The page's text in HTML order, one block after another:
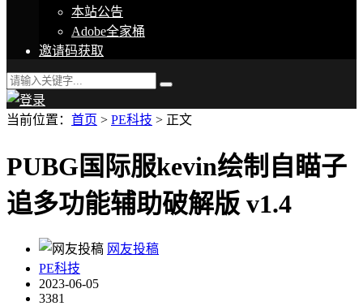
本站公告
Adobe全家桶
邀请码获取
当前位置： 首页 > PE科技 > 正文
PUBG国际服kevin绘制自瞄子
追多功能辅助破解版 v1.4
网友投稿
PE科技
2023-06-05
3381